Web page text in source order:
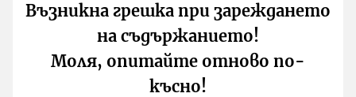
Възникна грешка при зареждането
на съдържанието!
Моля, опитайте отново по-
късно!